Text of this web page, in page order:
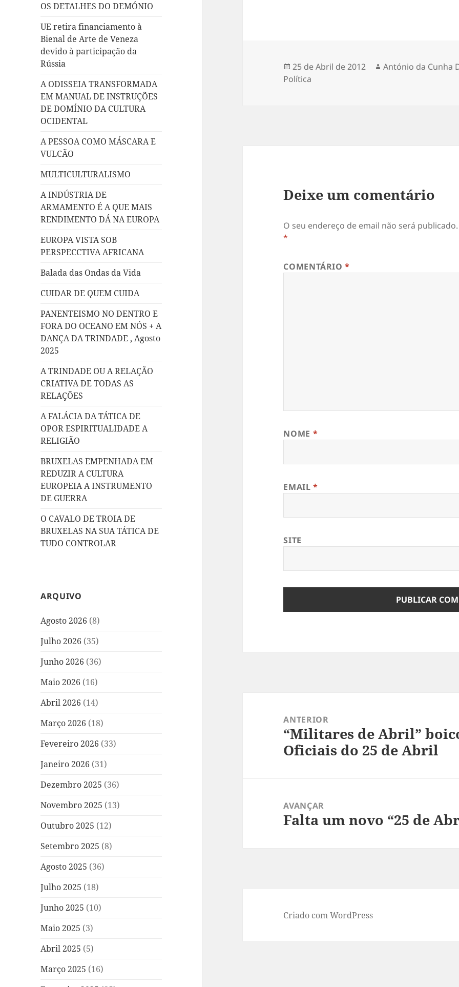
OS DETALHES DO DEMÓNIO
UE retira financiamento à
Bienal de Arte de Veneza
devido à participação da
Rússia
A ODISSEIA TRANSFORMADA
EM MANUAL DE INSTRUÇÕES
DE DOMÍNIO DA CULTURA
OCIDENTAL
A PESSOA COMO MÁSCARA E
VULCÃO
MULTICULTURALISMO
A INDÚSTRIA DE
ARMAMENTO É A QUE MAIS
RENDIMENTO DÁ NA EUROPA
EUROPA VISTA SOB
PERSPECCTIVA AFRICANA
Balada das Ondas da Vida
CUIDAR DE QUEM CUIDA
PANENTEISMO NO DENTRO E
FORA DO OCEANO EM NÓS + A
DANÇA DA TRINDADE , Agosto
2025
A TRINDADE OU A RELAÇÃO
CRIATIVA DE TODAS AS
RELAÇÕES
A FALÁCIA DA TÁTICA DE
OPOR ESPIRITUALIDADE A
RELIGIÃO
BRUXELAS EMPENHADA EM
REDUZIR A CULTURA
EUROPEIA A INSTRUMENTO
DE GUERRA
O CAVALO DE TROIA DE
BRUXELAS NA SUA TÁTICA DE
TUDO CONTROLAR
ARQUIVO
Agosto 2026 (8)
Julho 2026 (35)
Junho 2026 (36)
Maio 2026 (16)
Abril 2026 (14)
Março 2026 (18)
Fevereiro 2026 (33)
Janeiro 2026 (31)
Dezembro 2025 (36)
Novembro 2025 (13)
Outubro 2025 (12)
Setembro 2025 (8)
Agosto 2025 (36)
Julho 2025 (18)
Junho 2025 (10)
Maio 2025 (3)
Abril 2025 (5)
Março 2025 (16)
Publicado
a
25 de Abril de 2012 Autor
António da Cunha
Política
Deixe um comentário
O seu endereço de email não será publicado.
*
COMENTÁRIO*
NOME *
EMAIL*
SITE
ANTERIOR
Artigo
anterior:
“Militares de Abril”
Oficiais do 25 de Abril
AVANÇAR
Artigo
Falta um novo “25 de
Criado com WordPress